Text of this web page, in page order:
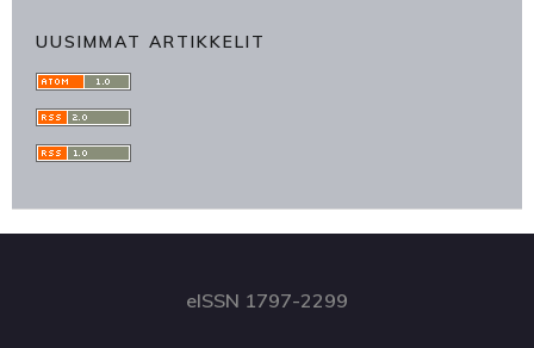
UUSIMMAT ARTIKKELIT
eISSN 1797-2299